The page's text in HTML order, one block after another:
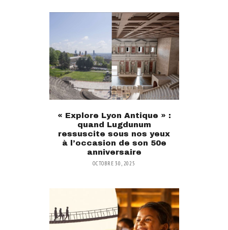
« Explore Lyon Antique » :
quand Lugdunum
ressuscite sous nos yeux
à l’occasion de son 50e
anniversaire
OCTOBRE 30, 2025